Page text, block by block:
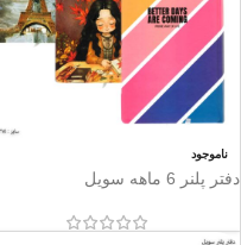
ناموجود
دفتر پلنر 6 ماهه سویل